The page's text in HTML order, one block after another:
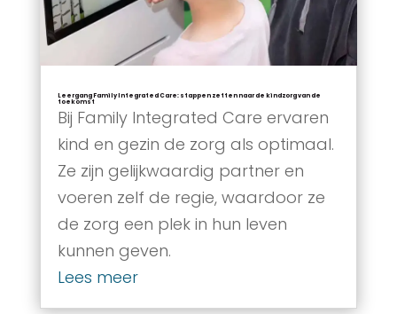
Leergang Family Integrated Care: stappen zetten naar de kindzorg van de
toekomst
Bij Family Integrated Care ervaren
kind en gezin de zorg als optimaal.
Ze zijn gelijkwaardig partner en
voeren zelf de regie, waardoor ze
de zorg een plek in hun leven
kunnen geven.
Lees meer